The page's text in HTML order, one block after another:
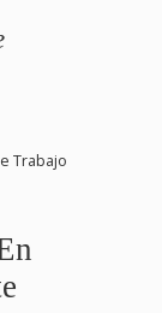
Trabajo